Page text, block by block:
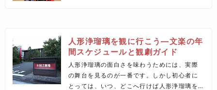
人形浄瑠璃を観に行こう―文楽の年
間スケジュールと観劇ガイド
人形浄瑠璃の面白さを味わうためには、実際
の舞台を見るのが一番です。しかし初心者に
とっては、いつ、どこへ行けば人形浄瑠璃を